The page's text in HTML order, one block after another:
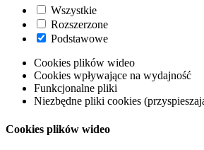
Wszystkie
Rozszerzone
Podstawowe
Cookies plików wideo
Cookies wpływające na wydajność
Funkcjonalne pliki
Niezbędne pliki cookies
Cookies plików wideo